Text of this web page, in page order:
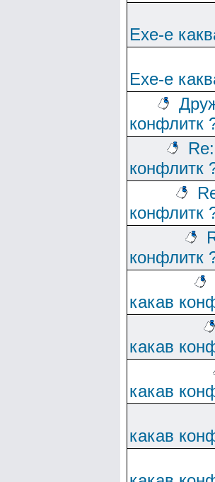
Ехе-е
Ехе-е
конфлитк
конфлитк
конфлитк
конфлитк
какав
какав
какав
какав